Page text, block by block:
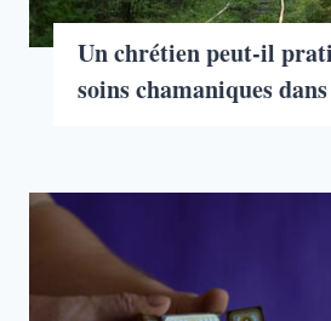
Un chrétien peut-il
soins chamaniques